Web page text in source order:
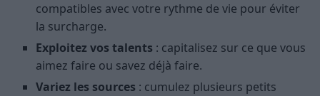
compatibles avec votre rythme de vie pour éviter
la surcharge.
Exploitez vos talents : capitalisez sur ce que vous
aimez faire ou savez déjà faire.
Variez les sources : cumulez plusieurs petits